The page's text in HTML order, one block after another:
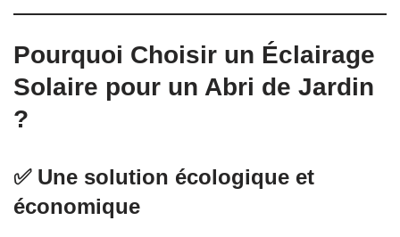
Pourquoi Choisir un Éclairage
Solaire pour un Abri de Jardin
?
✅ Une solution écologique et
économique